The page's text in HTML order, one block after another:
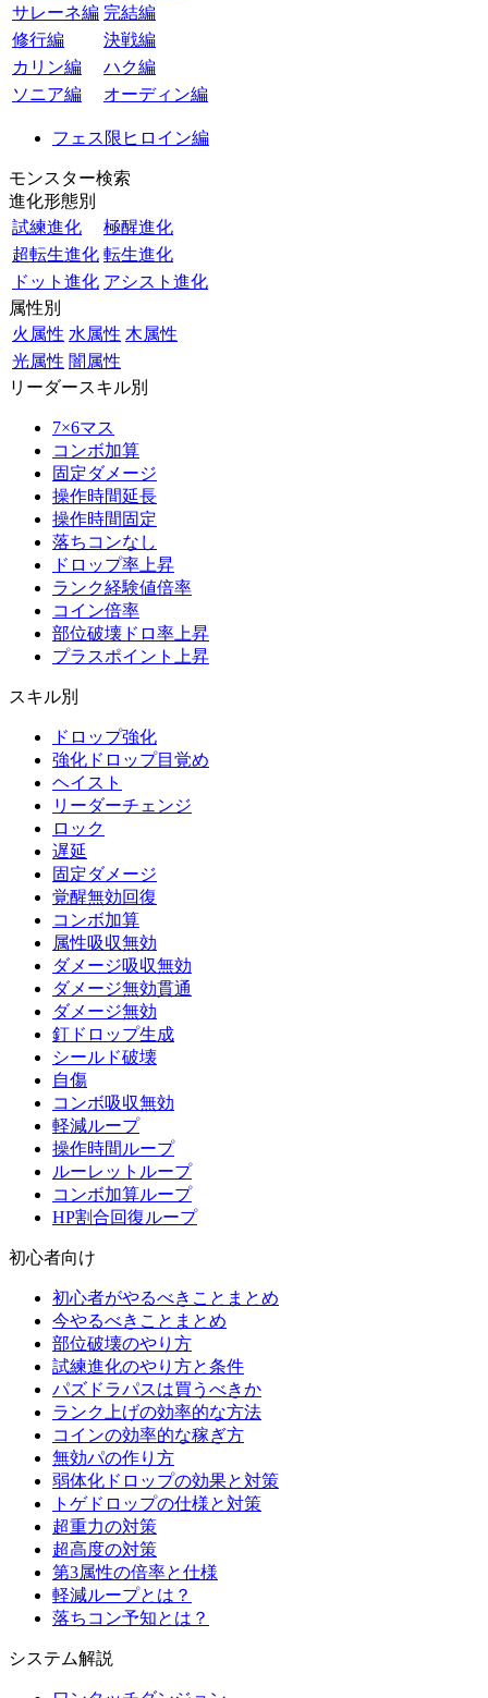
サレーネ編 完結編
修行編
決戦編
カリン編
ハク編
ソニア編
オーディン編
フェス限ヒロイン編
モンスター検索
進化形態別
試練進化
極醒進化
超転生進化 転生進化
ドット進化 アシスト進化
属性別
火属性 水属性 木属性
光属性 闇属性
リーダースキル別
7×6マス
コンボ加算
固定ダメージ
操作時間延長
操作時間固定
落ちコンなし
ドロップ率上昇
ランク経験値倍率
コイン倍率
部位破壊ドロ率上昇
プラスポイント上昇
スキル別
ドロップ強化
強化ドロップ目覚め
ヘイスト
リーダーチェンジ
ロック
遅延
固定ダメージ
覚醒無効回復
コンボ加算
属性吸収無効
ダメージ吸収無効
ダメージ無効貫通
ダメージ無効
釘ドロップ生成
シールド破壊
自傷
コンボ吸収無効
軽減ループ
操作時間ループ
ルーレットループ
コンボ加算ループ
HP割合回復ループ
初心者向け
初心者がやるべきことまとめ
今やるべきことまとめ
部位破壊のやり方
試練進化のやり方と条件
パズドラパスは買うべきか
ランク上げの効率的な方法
コインの効率的な稼ぎ方
無効パの作り方
弱体化ドロップの効果と対策
トゲドロップの仕様と対策
超重力の対策
超高度の対策
第3属性の倍率と仕様
軽減ループとは？
落ちコン予知とは？
システム解説